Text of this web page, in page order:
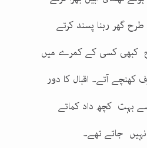
گھر رہنا پسند کرتے
کبھی کسی کے کمرے میں
آتے۔ اقبال کا دور
سے بہت کچھ داد کماتے
نہیں جاتے تھے۔